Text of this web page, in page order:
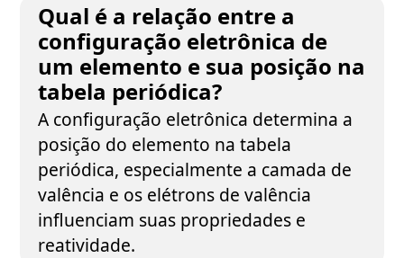
Qual é a relação entre a
configuração eletrônica de
um elemento e sua posição na
tabela periódica?
A configuração eletrônica determina a
posição do elemento na tabela
periódica, especialmente a camada de
valência e os elétrons de valência
influenciam suas propriedades e
reatividade.